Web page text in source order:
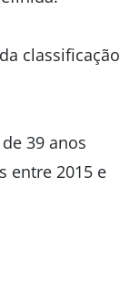
classificação
39 anos
entre 2015 e